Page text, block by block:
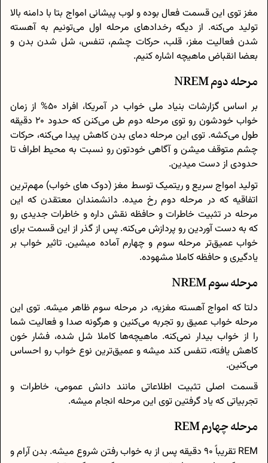
مغز توی این قسمت فعال بوده و لوب پیشانی امواج بتا با دامنه بالا
تولید می‌کنه. از دیگه رخدادهای مرحله اول می‌تونیم به آهسته
شدن فعالیت مغز، قلب، حرکات چشم، تنفس، شل شدن بدن و
بعضا انقباض ماهیچه اشاره کنیم.
مرحله دوم NREM
بر اساس گزارشات بنیاد ملی خواب در آمریکا، افراد 50% از زمان
خواب خود‌شون رو توی مرحله دوم طی می‌کنن که حدود 20 دقیقه
طول می‌کشه. توی این مرحله دمای بدن کاهش پیدا می‌کنه، حرکات
چشم متوقف میشن و آگاهی خود‌تون رو نسبت به محیط اطراف تا
حدودی از دست میدین.
تولید امواج سریع و ریتمیک توسط مغز (دوک های خواب) مهم‌ترین
اتفاقیه که در مرحله دوم رخ میده. دانشمندان معتقدن که این
مرحله در تثبیت خاطرات و حافظه نقش داره و خاطرات جدیدی رو
که به دست آوردین رو پردازش می‌کنه. پس از گذر از این قسمت برای
خواب عمیق‌تر مرحله سوم و چهارم آماده میشین. تاثیر خواب بر
یادگیری و حافظه کاملا مشهوده.
مرحله سوم NREM
دلتا که امواج آهسته مغزیه، در مرحله سوم ظاهر میشه. توی این
مرحله خواب عمیق رو تجربه می‌کنین و هرگونه صدا و فعالیت شما
را از خواب بیدار نمی‌کنه. ماهیچه‌ها کاملا شل شده، فشار خون
کاهش یافته، تنفس کند میشه و عمیق‌ترین نوع خواب رو احساس
می‌کنین.
قسمت اصلی تثبیت اطلاعاتی مانند دانش عمومی، خاطرات و
تجربیاتی که یاد گرفتین توی این مرحله انجام میشه.
مرحله چهارم REM
REM تقریباً 90 دقیقه پس از به خواب رفتن شروع میشه. بدن آرام و